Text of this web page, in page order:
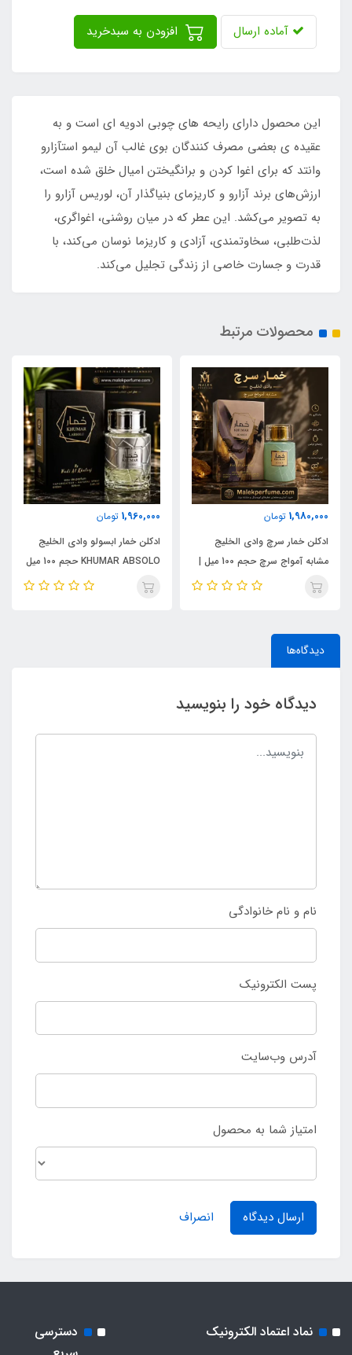
آماده ارسال
این محصول دارای رایحه های چوبی ادویه ای است و به
عقیده ی بعضی مصرف کنندگان بوی غالب آن لیمو استآزارو
وانتد که برای اغوا کردن و برانگیختن امیال خلق شده است،
ارزش‌های برند آزارو و کاریزمای بنیاگذار آن، لوریس آزارو را
به تصویر می‌کشد. این عطر که در میان روشنی، اغواگری،
‌لذت‌طلبی، سخاوتمندی، آزادی و کاریزما نوسان می‌کند، با
قدرت و جسارت خاصی از زندگی تجلیل می‌کند.
محصولات مرتبط
1,980,000 تومان
ادکلن خمار سرچ وادی الخلیج
مشابه آمواج سرچ حجم 100 میل |
KHUMAR Search Eau de
1,960,000 تومان
ادکلن خمار ابسولو وادی الخلیج
KHUMAR ABSOLO حجم 100 میل
| مشابه اورجینال ایو سن لورن مای
دیدگاه‌ها
دیدگاه خود را بنویسید
نام و نام خانوادگی
پست الکترونیک
آدرس وب‌سایت
امتیاز شما به محصول
ارسال دیدگاه انصراف
نماد اعتماد الکترونیک
دسترسی